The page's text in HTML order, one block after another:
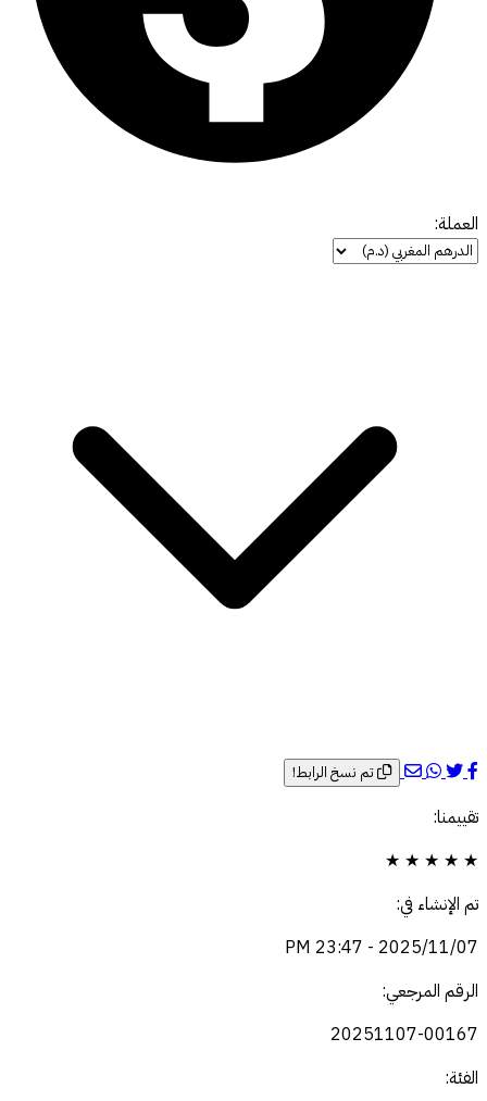
العملة:
تم نسخ الرابط!
تقييمنا:
★
★
★
★
★
تم الإنشاء في:
2025/11/07 - 23:47 PM
الرقم المرجعي:
20251107-00167
الفئة: